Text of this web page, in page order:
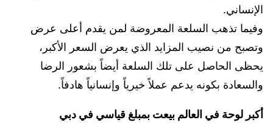
الإنساني.
وفيما تذهب السلعة المعروضة لمن يقدم أعلى عرض
وتصبح من نصيب المزايد الذي يعرض السعر الأكبر،
يحظى الحاصل على تلك السلعة أيضاً بشعور الرضا
والسعادة بكونه يدعم عملاً خيرياً وإنسانياً هادفاً.
أكبر لوحة في العالم بيعت بمبلغ قياسي في دبي